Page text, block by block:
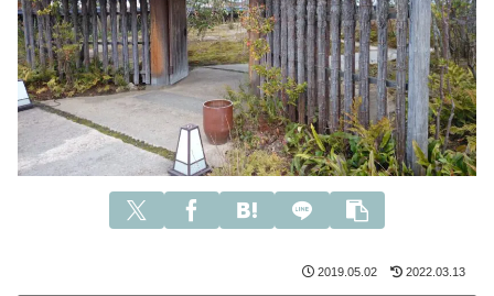
2019.05.02 2022.03.13